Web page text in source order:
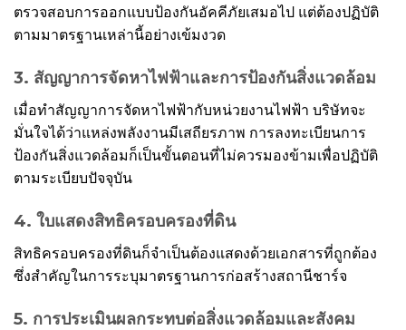
ตรวจสอบการออกแบบป้องกันอัคคีภัยเสมอไป แต่ต้องปฏิบัติ
ตามมาตรฐานเหล่านี้อย่างเข้มงวด
3. สัญญาการจัดหาไฟฟ้าและการป้องกันสิ่งแวดล้อม
เมื่อทำสัญญาการจัดหาไฟฟ้ากับหน่วยงานไฟฟ้า บริษัทจะ
มั่นใจได้ว่าแหล่งพลังงานมีเสถียรภาพ การลงทะเบียนการ
ป้องกันสิ่งแวดล้อมก็เป็นขั้นตอนที่ไม่ควรมองข้ามเพื่อปฏิบัติ
ตามระเบียบปัจจุบัน
4. ใบแสดงสิทธิครอบครองที่ดิน
สิทธิครอบครองที่ดินก็จำเป็นต้องแสดงด้วยเอกสารที่ถูกต้อง
ซึ่งสำคัญในการระบุมาตรฐานการก่อสร้างสถานีชาร์จ
5. การประเมินผลกระทบต่อสิ่งแวดล้อมและสังคม